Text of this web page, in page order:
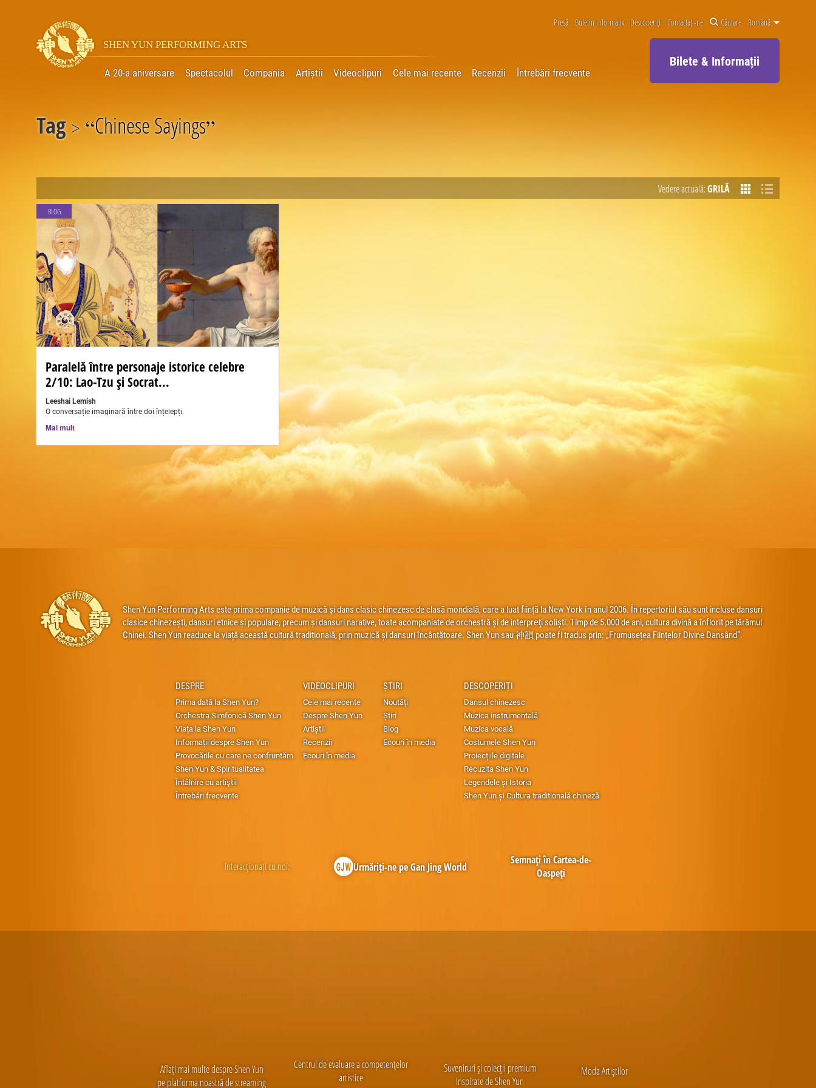
SHEN YUN PERFORMING ARTS
A 20-a aniversare Spectacolul Compania Artiștii Videoclipuri Cele mai recente Recenzii Întrebări frecvente
Presă Buletin informativ Descoperiți Contactați-ne Căutare Română
Bilete & Informații
Tag>“Chinese Sayings”
Vedere actuală:GRILĂ
BLOG
Paralelă între personaje istorice celebre
2/10: Lao-Tzu și Socrat...
Leeshai Lemish
O conversație imaginară între doi înțelepți.
Mai mult
Shen Yun Performing Arts este prima companie de muzică și dans clasic chinezesc de clasă mondială, care a luat ființă la New York în anul 2006. În repertoriul său sunt incluse dansuri
clasice chinezești, dansuri etnice și populare, precum și dansuri narative, toate acompaniate de orchestră și de interpreţi soliști. Timp de 5.000 de ani, cultura divină a înflorit pe tărâmul
Chinei. Shen Yun readuce la viață această cultură tradițională, prin muzică și dansuri încântătoare. Shen Yun sau 神韻 poate fi tradus prin: „Frumusețea Ființelor Divine Dansând”.
DESPRE
Prima dată la Shen Yun?
Orchestra Simfonică Shen Yun
Viața la Shen Yun
Informații despre Shen Yun
Provocările cu care ne confruntăm
Shen Yun & Spiritualitatea
Întâlnire cu artiştii
Întrebări frecvente
VIDEOCLIPURI
Cele mai recente
Despre Shen Yun
Artiștii
Recenzii
Ecouri în media
ȘTIRI
Noutăți
Știri
Blog
Ecouri în media
DESCOPERIȚI
Dansul chinezesc
Muzica instrumentală
Muzica vocală
Costumele Shen Yun
Proiecțiile digitale
Recuzita Shen Yun
Legendele și Istoria
Shen Yun și Cultura traditională chineză
Interacționați cu noi: Urmăriți-ne pe Gan Jing World
Semnați în Cartea-de-
Oaspeți
Aflați mai multe despre Shen Yun
pe platforma noastră de streaming
Centrul de evaluare a competențelor
artistice
Suveniruri și colecții premium
Inspirate de Shen Yun
Moda Artiștilor